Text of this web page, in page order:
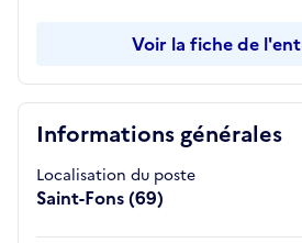
Informations générales
Localisation du poste
Saint-Fons (69)
Voir la fiche de